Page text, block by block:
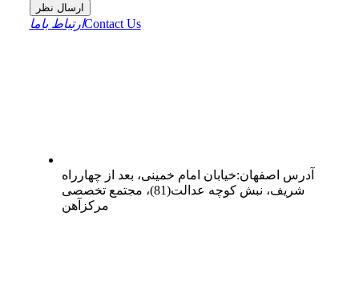
ارسال نظر
ارتباط باماContact Us
آدرس اصفهان:خیابان امام خمینی، بعد از چهارراه
شریف، نبش کوچه عدالت(81)، مجتمع تخصصی
مرکزآهن